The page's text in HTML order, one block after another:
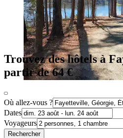
Trouvez des hôtels à
partir de 64 €
Où allez-vous ?
Dates
Voyageurs
Rechercher